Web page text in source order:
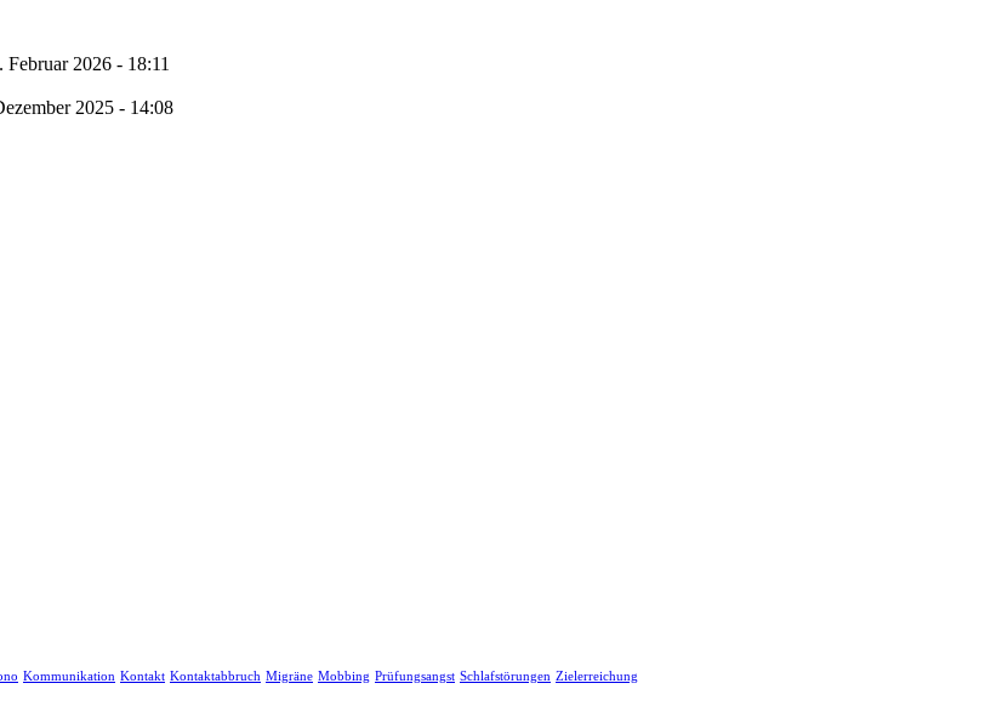
Februar 2026 - 18:11
2025 - 14:08
Kommunikation Kontakt Kontaktabbruch Migräne Mobbing Prüfungsangst Schlafstörungen Zielerreichung